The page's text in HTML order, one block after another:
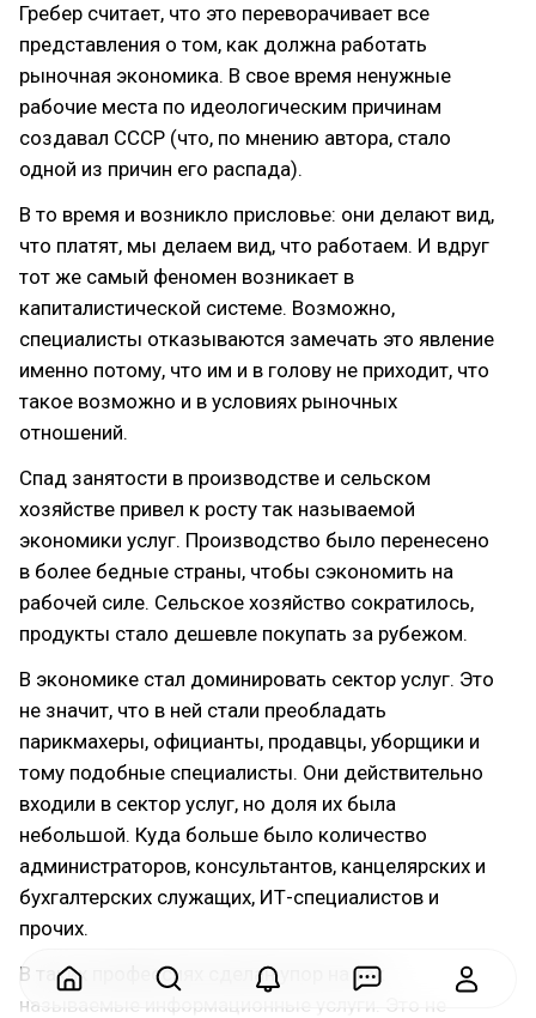
Гребер считает, что это переворачивает все
представления о том, как должна работать
рыночная экономика. В свое время ненужные
рабочие места по идеологическим причинам
создавал СССР (что, по мнению автора, стало
одной из причин его распада).
В то время и возникло присловье: они делают вид,
что платят, мы делаем вид, что работаем. И вдруг
тот же самый феномен возникает в
капиталистической системе. Возможно,
специалисты отказываются замечать это явление
именно потому, что им и в голову не приходит, что
такое возможно и в условиях рыночных
отношений.
Спад занятости в производстве и сельском
хозяйстве привел к росту так называемой
экономики услуг. Производство было перенесено
в более бедные страны, чтобы сэкономить на
рабочей силе. Сельское хозяйство сократилось,
продукты стало дешевле покупать за рубежом.
В экономике стал доминировать сектор услуг. Это
не значит, что в ней стали преобладать
парикмахеры, официанты, продавцы, уборщики и
тому подобные специалисты. Они действительно
входили в сектор услуг, но доля их была
небольшой. Куда больше было количество
администраторов, консультантов, канцелярских и
бухгалтерских служащих, ИТ-специалистов и
прочих.
В таких профессиях сделан упор на так
называемые информационные услуги. Это не